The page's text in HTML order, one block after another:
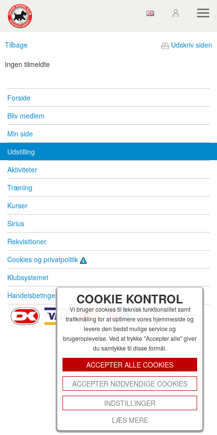
Tilbage
Udskriv siden
Ingen tilmeldte
COOKIE KONTROL
Vi bruger cookies til teknisk funktionalitet samt
trafikmåling for at optimere vores hjemmeside og
levere den bedst mulige service og
brugeroplevelse. Ved at trykke "Accepter alle" giver
du samtykke til disse formål.
ACCEPTER ALLE COOKIES
ACCEPTER NØDVENDIGE COOKIES
INDSTILLINGER
LÆS MERE
Forside
Bliv medlem
Min side
Udstilling
Aktiviteter
Træning
Kurser
Sirius
Rekvisitioner
Cookies og privatpolitik
Klubsystemet
Handelsbetingelser